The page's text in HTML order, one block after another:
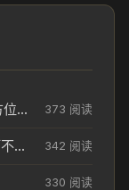
2026年04月11日老黄历财神方位_财神方位与供奉讲究 373 阅读
今天2026年04月18日领取结婚证老黄历不适合吗_领证日期参考 342 阅读
330 阅读